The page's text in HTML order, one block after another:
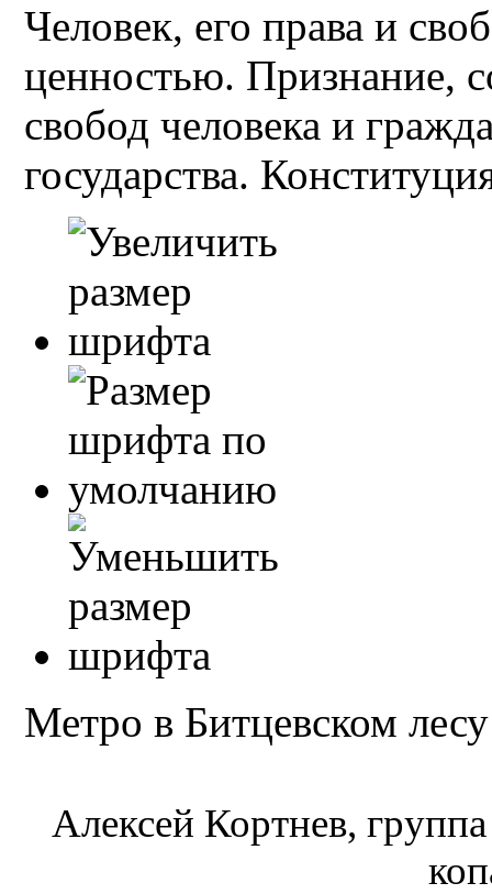
Человек, его права и
ценностью. Признание,
свобод человека и
государства.
Метро в Битцевском лесу
Алексей Кортнев,